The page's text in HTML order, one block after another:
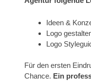
Ideen &
Logo
Logo
Für den ersten
Chance. Ein